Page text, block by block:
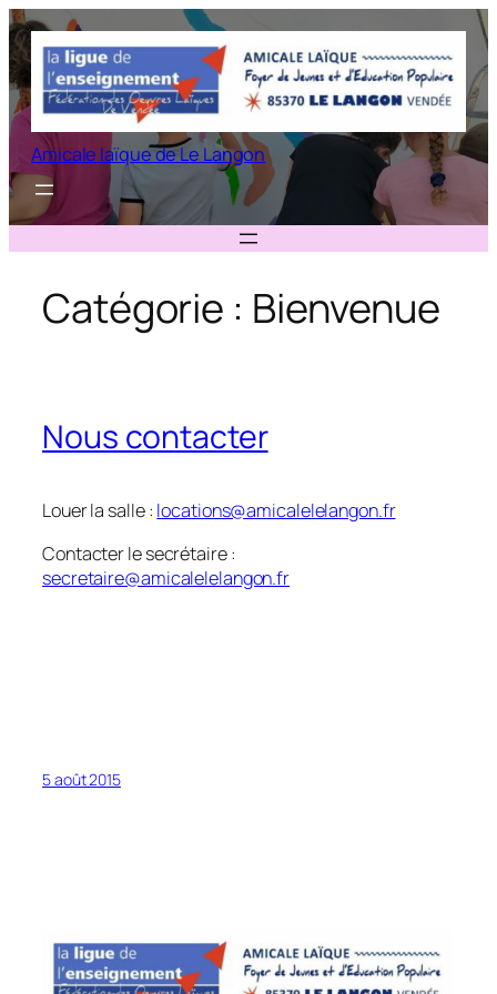
Aller
au
contenu
Amicale laïque de Le Langon
Catégorie : Bienvenue
Nous contacter
Louer la salle : locations@amicalelelangon.fr
Contacter le secrétaire :
secretaire@amicalelelangon.fr
5 août 2015